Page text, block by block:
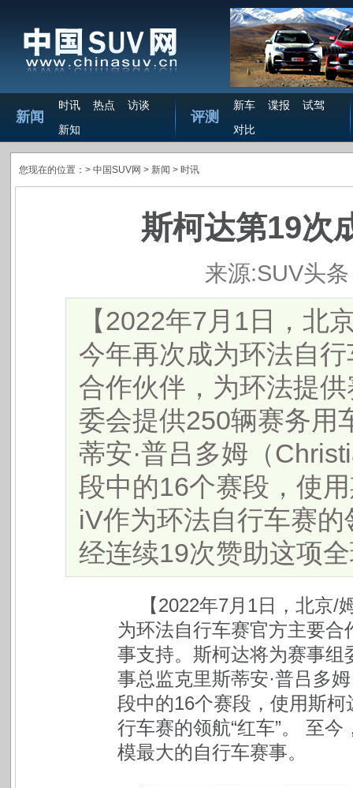
新闻
时讯 热点
访谈
新知
评测
新车 谍报
试驾
对比
您现在的位置：> 中国SUV网 > 新闻 > 时讯
斯柯达第19次
来源:SUV头条
【2022年7月1日，北
今年再次成为环法自
合作伙伴，为环法提
委会提供250辆赛务用
蒂安·普吕多姆（
段中的16个赛段，使
iV作为环法自行车赛的
经连续19次赞助这项
【2022年7月1日，北京
为环法自行车赛官方主要
事支持。斯柯达将为赛事
事总监克里斯蒂安·普吕多
段中的16个赛段，使用斯
行车赛的领航“红车”。 至
模最大的自行车赛事。